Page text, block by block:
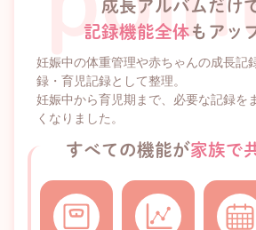
成長アルバムだけ
記録機能全体 もアッ
妊娠中の体重管理や赤ちゃんの成長記
録・育児記録として整理。
妊娠中から育児期まで、必要な記録を
くなりました。
すべての機能が家族で